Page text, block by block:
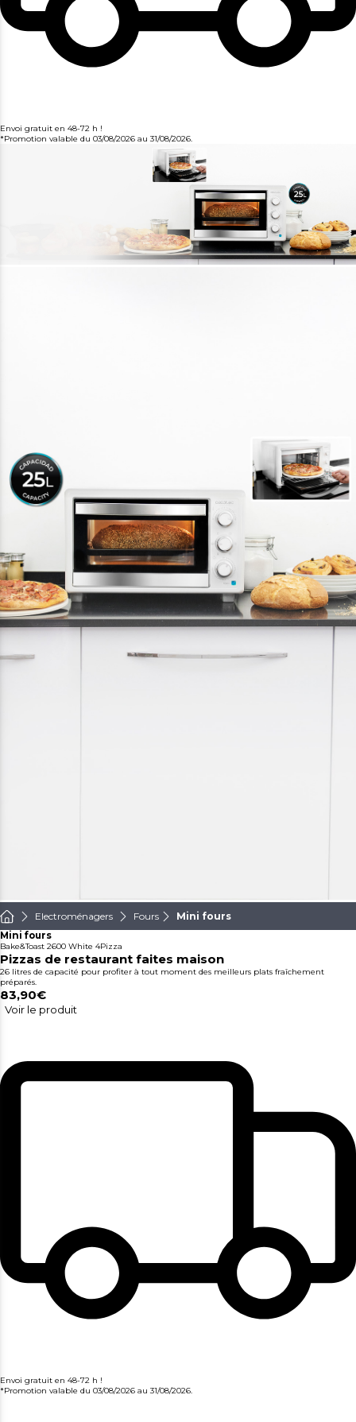
Envoi gratuit en 48-72 h !
*Promotion valable du 03/08/2026 au 31/08/2026.
Electroménagers Fours Mini fours
Mini fours
Bake&Toast 2600 White 4Pizza
Pizzas de restaurant faites maison
26 litres de capacité pour profiter à tout moment des meilleurs plats fraîchement
préparés.
83,90€
Voir le produit
Envoi gratuit en 48-72 h !
*Promotion valable du 03/08/2026 au 31/08/2026.